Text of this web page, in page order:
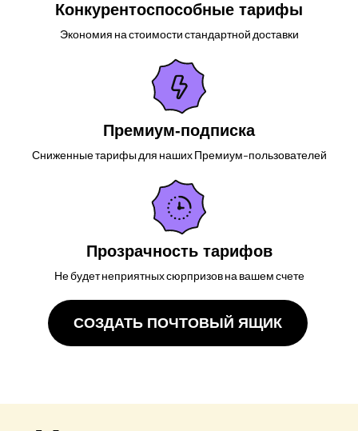
Конкурентоспособные тарифы
Экономия на стоимости стандартной доставки
Премиум-подписка
Сниженные тарифы для наших Премиум-пользователей
Прозрачность тарифов
Не будет неприятных сюрпризов на вашем счете
СОЗДАТЬ ПОЧТОВЫЙ ЯЩИК